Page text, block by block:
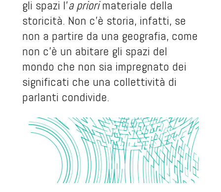
gli spazi l’a priorimateriale della
storicità. Non c’è storia, infatti, se
non a partire da una geografia, come
non c’è un abitare gli spazi del
mondo che non sia impregnato dei
significati che una collettività di
parlanti condivide.